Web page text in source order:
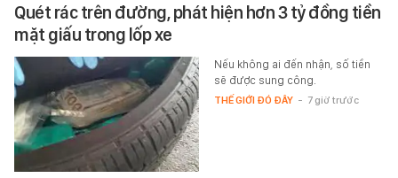
Quét rác trên đường, phát hiện hơn 3 tỷ đồng tiền
mặt giấu trong lốp xe
Nếu không ai đến nhận, số tiền
sẽ được sung công.
THẾ GIỚI ĐÓ ĐÂY - 7 giờ trước